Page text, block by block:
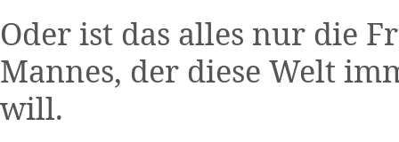
Oder ist das alles nur die
Mannes, der diese Welt
will.